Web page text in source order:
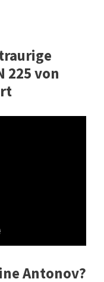
traurige
225 von
Antonov?